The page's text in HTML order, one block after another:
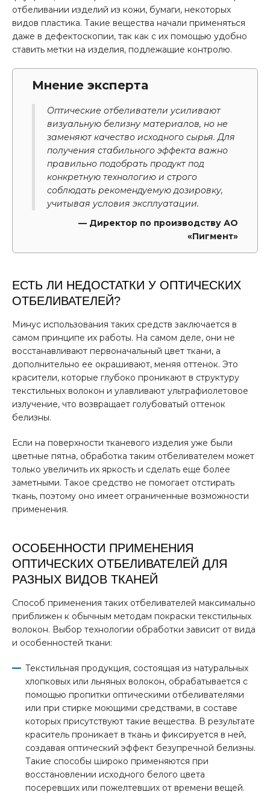
отбеливании изделий из кожи, бумаги, некоторых
видов пластика. Такие вещества начали применяться
даже в дефектоскопии, так как с их помощью удобно
ставить метки на изделия, подлежащие контролю.
Мнение эксперта
Оптические отбеливатели усиливают
визуальную белизну материалов, но не
заменяют качество исходного сырья. Для
получения стабильного эффекта важно
правильно подобрать продукт под
конкретную технологию и строго
соблюдать рекомендуемую дозировку,
учитывая условия эксплуатации.
— Директор по производству АО
«Пигмент»
ЕСТЬ ЛИ НЕДОСТАТКИ У ОПТИЧЕСКИХ
ОТБЕЛИВАТЕЛЕЙ?
Минус использования таких средств заключается в
самом принципе их работы. На самом деле, они не
восстанавливают первоначальный цвет ткани, а
дополнительно ее окрашивают, меняя оттенок. Это
красители, которые глубоко проникают в структуру
текстильных волокон и улавливают ультрафиолетовое
излучение, что возвращает голубоватый оттенок
белизны.
Если на поверхности тканевого изделия уже были
цветные пятна, обработка таким отбеливателем может
только увеличить их яркость и сделать еще более
заметными. Такое средство не помогает отстирать
ткань, поэтому оно имеет ограниченные возможности
применения.
ОСОБЕННОСТИ ПРИМЕНЕНИЯ
ОПТИЧЕСКИХ ОТБЕЛИВАТЕЛЕЙ ДЛЯ
РАЗНЫХ ВИДОВ ТКАНЕЙ
Способ применения таких отбеливателей максимально
приближен к обычным методам покраски текстильных
волокон. Выбор технологии обработки зависит от вида
и особенностей ткани:
Текстильная продукция, состоящая из натуральных
хлопковых или льняных волокон, обрабатывается с
помощью пропитки оптическими отбеливателями
или при стирке моющими средствами, в составе
которых присутствуют такие вещества. В результате
краситель проникает в ткань и фиксируется в ней,
создавая оптический эффект безупречной белизны.
Такие способы широко применяются при
восстановлении исходного белого цвета
посеревших или пожелтевших от времени вещей.